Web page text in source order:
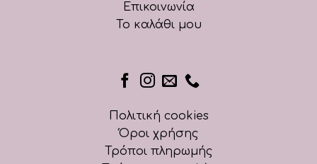
Επικοινωνία
Το καλάθι μου
Πολιτική cookies
Όροι χρήσης
Τρόποι πληρωμής